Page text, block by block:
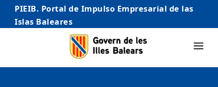
PIEIB. Portal de Impulso Empresarial de las
Islas Baleares
INICIO